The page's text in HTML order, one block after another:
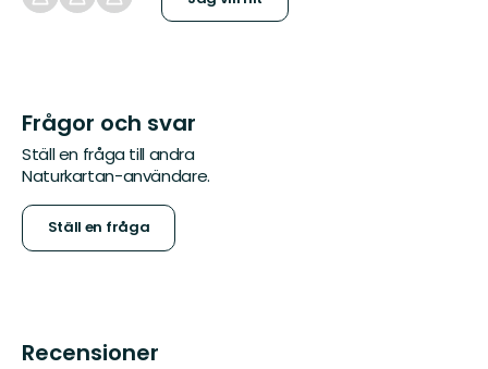
Frågor och svar
Ställ en fråga till andra
Naturkartan-användare.
Ställ en fråga
Recensioner